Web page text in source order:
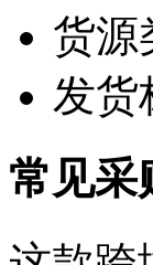
货源
发货
常见采